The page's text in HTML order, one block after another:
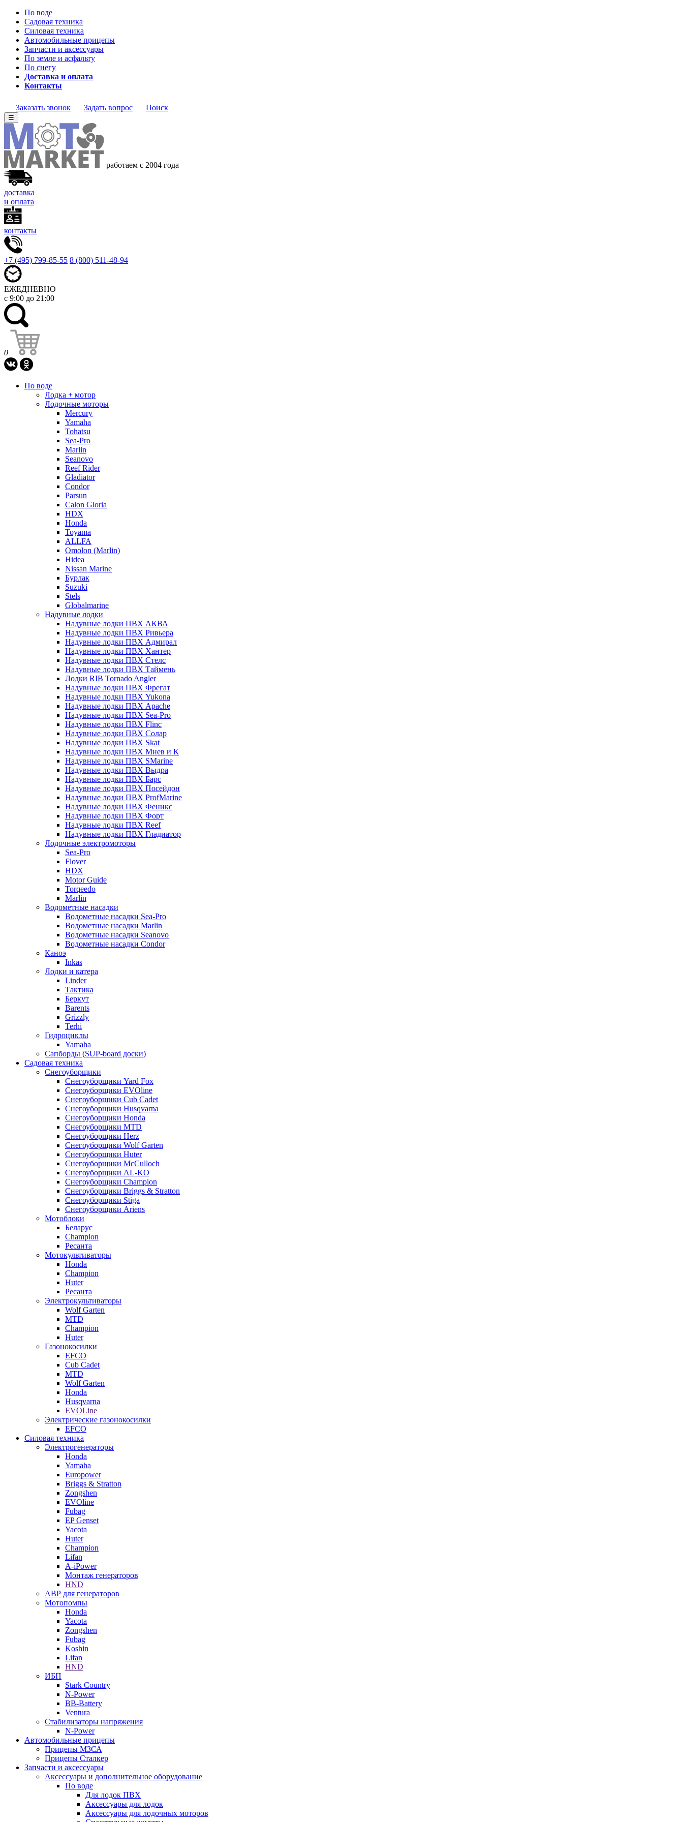
По воде
Садовая техника
Силовая техника
Автомобильные прицепы
Запчасти и аксессуары
По земле и асфальту
По снегу
Доставка и оплата
Контакты
Заказать звонок Задать вопрос Поиск
☰
работаем с 2004 года
доставка
и оплата
контакты
+7 (495) 799-85-55 8 (800) 511-48-94
ЕЖЕДНЕВНО
с 9:00 до 21:00
0
По воде
Лодка + мотор
Лодочные моторы
Mercury
Yamaha
Tohatsu
Sea-Pro
Marlin
Seanovo
Reef Rider
Gladiator
Condor
Parsun
Calon Gloria
HDX
Honda
Toyama
ALLFA
Omolon (Marlin)
Hidea
Nissan Marine
Бурлак
Suzuki
Stels
Globalmarine
Надувные лодки
Надувные лодки ПВХ АКВА
Надувные лодки ПВХ Ривьера
Надувные лодки ПВХ Адмирал
Надувные лодки ПВХ Хантер
Надувные лодки ПВХ Стелс
Надувные лодки ПВХ Таймень
Лодки RIB Tornado Angler
Надувные лодки ПВХ Фрегат
Надувные лодки ПВХ Yukona
Надувные лодки ПВХ Apache
Надувные лодки ПВХ Sea-Pro
Надувные лодки ПВХ Flinc
Надувные лодки ПВХ Солар
Надувные лодки ПВХ Skat
Надувные лодки ПВХ Мнев и К
Надувные лодки ПВХ SMarine
Надувные лодки ПВХ Выдра
Надувные лодки ПВХ Барс
Надувные лодки ПВХ Посейдон
Надувные лодки ПВХ ProfMarine
Надувные лодки ПВХ Феникс
Надувные лодки ПВХ Форт
Надувные лодки ПВХ Reef
Надувные лодки ПВХ Гладиатор
Лодочные электромоторы
Sea-Pro
Flover
HDX
Motor Guide
Torqeedo
Marlin
Водометные насадки
Водометные насадки Sea-Pro
Водометные насадки Marlin
Водометные насадки Seanovo
Водометные насадки Condor
Каноэ
Inkas
Лодки и катера
Linder
Тактика
Беркут
Barents
Grizzly
Terhi
Гидроциклы
Yamaha
Сапборды (SUP-board доски)
Садовая техника
Снегоуборщики
Снегоуборщики Yard Fox
Снегоуборщики EVOline
Снегоуборщики Cub Cadet
Снегоуборщики Husqvarna
Снегоуборщики Honda
Снегоуборщики MTD
Снегоуборщики Herz
Снегоуборщики Wolf Garten
Снегоуборщики Huter
Снегоуборщики McCulloch
Снегоуборщики AL-KO
Снегоуборщики Champion
Снегоуборщики Briggs & Stratton
Снегоуборщики Stiga
Снегоуборщики Ariens
Мотоблоки
Беларус
Champion
Ресанта
Мотокультиваторы
Honda
Champion
Huter
Ресанта
Электрокультиваторы
Wolf Garten
MTD
Champion
Huter
Газонокосилки
EFCO
Cub Cadet
MTD
Wolf Garten
Honda
Husqvarna
EVOLine
Электрические газонокосилки
EFCO
Силовая техника
Электрогенераторы
Honda
Yamaha
Europower
Briggs & Stratton
Zongshen
EVOline
Fubag
EP Genset
Yacota
Huter
Champion
Lifan
A-iPower
Монтаж генераторов
HND
АВР для генераторов
Мотопомпы
Honda
Yacota
Zongshen
Fubag
Koshin
Lifan
HND
ИБП
Stark Country
N-Power
BB-Battery
Ventura
Стабилизаторы напряжения
N-Power
Автомобильные прицепы
Прицепы МЗСА
Прицепы Сталкер
Запчасти и аксессуары
Аксессуары и дополнительное оборудование
По воде
Для лодок ПВХ
Аксессуары для лодок
Аксессуары для лодочных моторов